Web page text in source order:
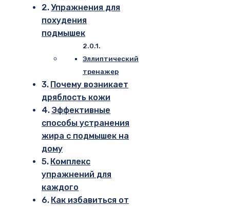
Упражнения для
похудения
подмышек
Эллиптический
тренажер
Почему возникает
дряблость кожи
Эффективные
способы устранения
жира с подмышек на
дому
Комплекс
упражнений для
каждого
Как избавиться от